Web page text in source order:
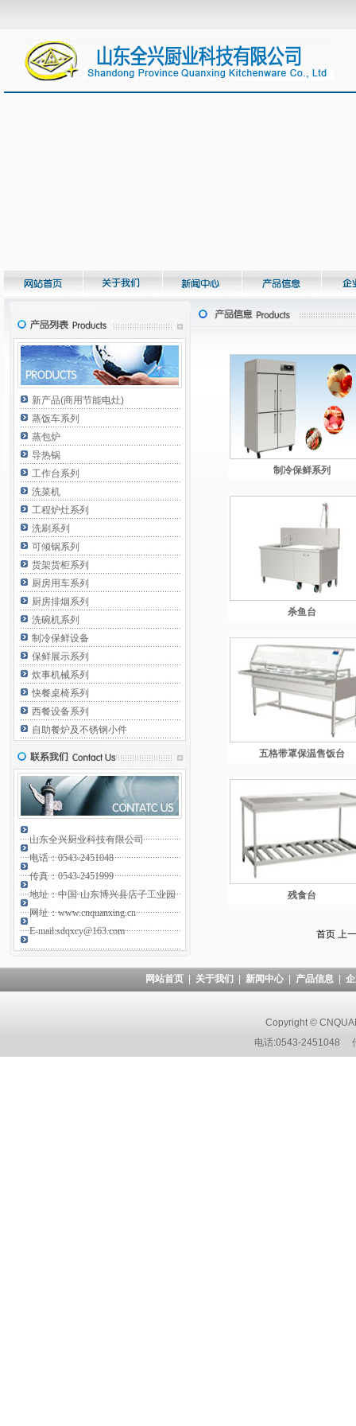
新产品(商用节能电灶)
蒸饭车系列
蒸包炉
导热锅
工作台系列
洗菜机
工程炉灶系列
洗刷系列
可倾锅系列
货架货柜系列
厨房用车系列
厨房排烟系列
洗碗机系列
制冷保鲜设备
保鲜展示系列
炊事机械系列
快餐桌椅系列
西餐设备系列
自助餐炉及不锈钢小件
山东全兴厨业科技有限公司
电话：0543-2451048
传真：0543-2451999
地址：中国·山东博兴县店子工业园
网址：www.cnquanxing.cn
E-mail:sdqxcy@163.com
制冷保鲜系列
杀鱼台
五格带罩保温售饭台
残食台
首页 上
网站首页| 关于我们 新闻中心| 产品信息|
Copyright ©
电话:0543-2451048